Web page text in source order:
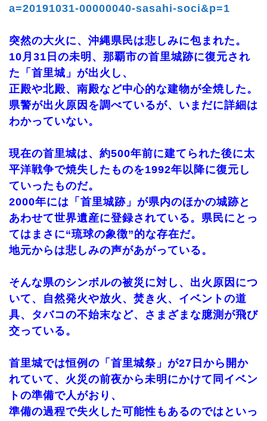
a=20191031-00000040-sasahi-soci&p=1
突然の大火に、沖縄県民は悲しみに包まれた。
10月31日の未明、那覇市の首里城跡に復元され
た「首里城」が出火し、
正殿や北殿、南殿など中心的な建物が全焼した。
県警が出火原因を調べているが、いまだに詳細は
わかっていない。
現在の首里城は、約500年前に建てられた後に太
平洋戦争で焼失したものを1992年以降に復元し
ていったものだ。
2000年には「首里城跡」が県内のほかの城跡と
あわせて世界遺産に登録されている。県民にとっ
てはまさに“琉球の象徴”的な存在だ。
地元からは悲しみの声があがっている。
そんな県のシンボルの被災に対し、出火原因につ
いて、自然発火や放火、焚き火、イベントの道
具、タバコの不始末など、さまざまな臆測が飛び
交っている。
首里城では恒例の「首里城祭」が27日から開か
れていて、火災の前夜から未明にかけて同イベン
トの準備で人がおり、
準備の過程で失火した可能性もあるのではといっ